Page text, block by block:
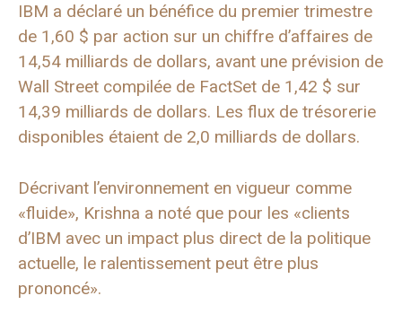
IBM a déclaré un bénéfice du premier trimestre
de 1,60 $ par action sur un chiffre d’affaires de
14,54 milliards de dollars, avant une prévision de
Wall Street compilée de FactSet de 1,42 $ sur
14,39 milliards de dollars. Les flux de trésorerie
disponibles étaient de 2,0 milliards de dollars.
Décrivant l’environnement en vigueur comme
«fluide», Krishna a noté que pour les «clients
d’IBM avec un impact plus direct de la politique
actuelle, le ralentissement peut être plus
prononcé».